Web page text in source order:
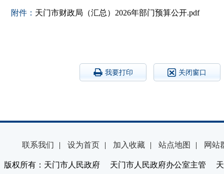
附件： 天门市财政局（汇总）2026年部门预算公开.pdf
我要打印 关闭窗口
联系我们 | 设为首页 | 加入收藏 | 站点地图 | 网站
版权所有：天门市人民政府 天门市人民政府办公室主管 天